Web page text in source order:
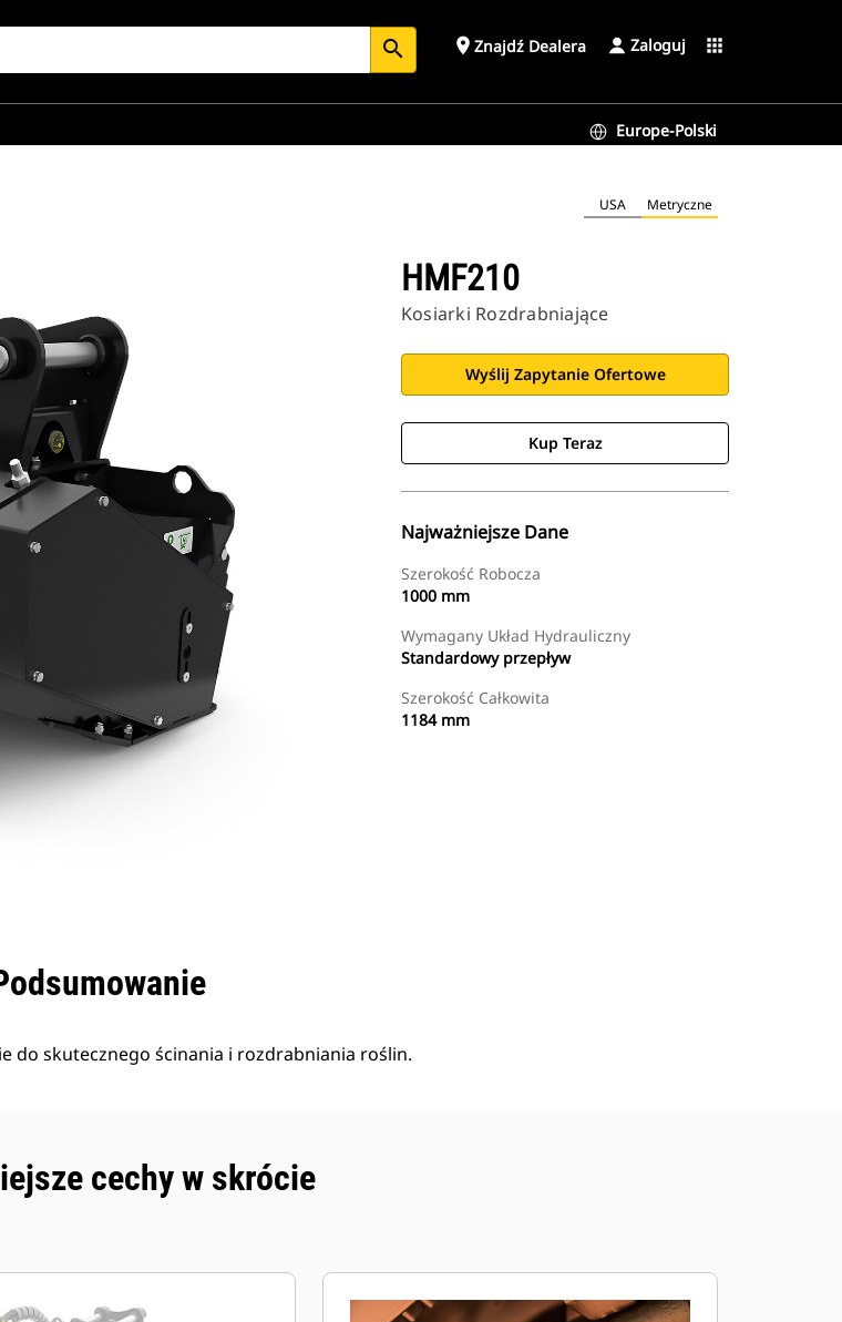
search place Znajdź Dealera Zaloguj apps
Europe-Polski
USA Metryczne
HMF210
Kosiarki Rozdrabniające
Wyślij Zapytanie Ofertowe
Kup Teraz
Najważniejsze Dane
Szerokość Robocza
1000 mm
Wymagany Układ Hydrauliczny
Standardowy przepływ
Szerokość Całkowita
1184 mm
do skutecznego ścinania i rozdrabniania roślin.
cechy w skrócie